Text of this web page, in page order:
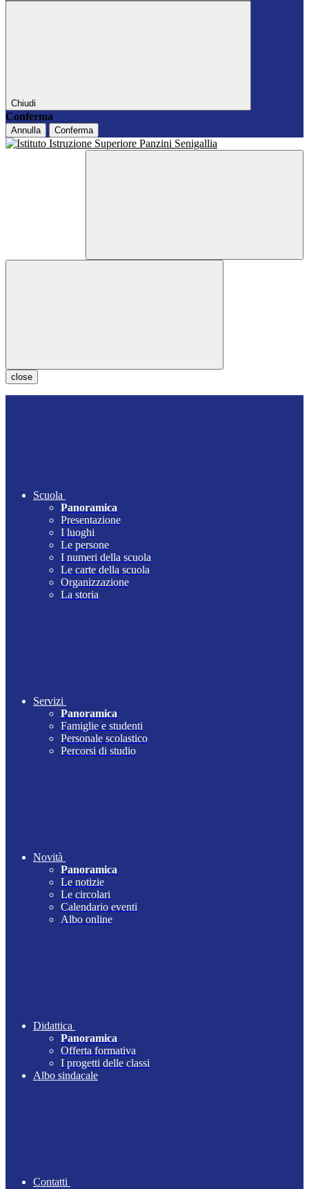
Chiudi
Conferma
Annulla Conferma
close
Scuola
Panoramica
Presentazione
I luoghi
Le persone
I numeri della scuola
Le carte della scuola
Organizzazione
La storia
Servizi
Panoramica
Famiglie e studenti
Personale scolastico
Percorsi di studio
Novità
Panoramica
Le notizie
Le circolari
Calendario eventi
Albo online
Didattica
Panoramica
Offerta formativa
I progetti delle classi
Albo sindacale
Contatti